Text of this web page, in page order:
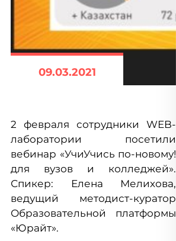
09.03.2021
2 февраля сотрудники WEB-
лаборатории посетили
вебинар «УчиУчись по-новому!
для вузов и колледжей».
Спикер: Елена Мелихова,
ведущий методист-куратор
Образовательной платформы
«Юрайт».